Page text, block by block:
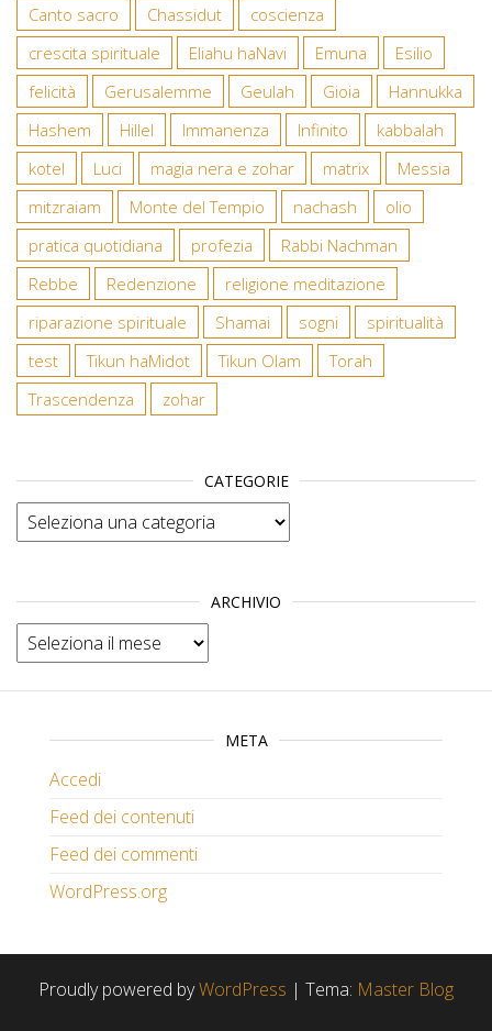
Canto sacro
Chassidut
coscienza
crescita spirituale
Eliahu haNavi Emuna
Esilio
felicità
Gerusalemme Geulah Gioia
Hannukka
Hashem
Hillel Immanenza Infinito
kabbalah
kotel
Luci magia nera e zohar matrix
Messia
mitzraiam
Monte del Tempio nachash
olio
pratica quotidiana
profezia
Rabbi Nachman
Rebbe
Redenzione
religione meditazione
riparazione spirituale
Shamai sogni
spiritualità
test
Tikun haMidot Tikun Olam
Torah
Trascendenza
zohar
CATEGORIE
Categorie
ARCHIVIO
Archivio
META
Accedi
Feed dei contenuti
Feed dei commenti
WordPress.org
Proudly powered byWordPress | Tema: Master Blog